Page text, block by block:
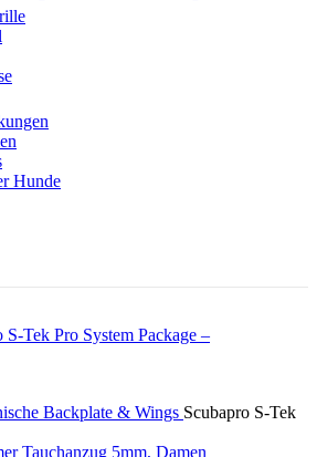
Hunde
Backplate & Wings Scubapro S-Tek